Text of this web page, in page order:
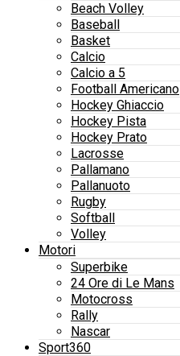
Beach Volley
Baseball
Basket
Calcio
Calcio a 5
Football Americano
Hockey Ghiaccio
Hockey Pista
Hockey Prato
Lacrosse
Pallamano
Pallanuoto
Rugby
Softball
Volley
Motori
Superbike
24 Ore di Le Mans
Motocross
Rally
Nascar
Sport360